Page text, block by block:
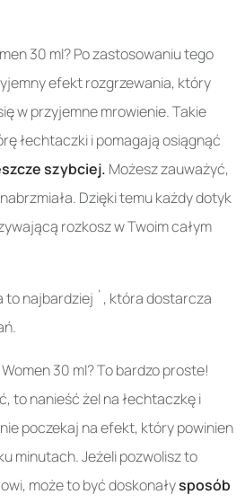
30 ml? Po zastosowaniu tego
efekt rozgrzewania, który
w przyjemne mrowienie. Takie
łechtaczki i pomagają osiągnąć
szybciej. Możesz zauważyć,
Dzięki temu każdy dotyk
rozkosz w Twoim całym
to najbardziej `, która dostarcza
30 ml? To bardzo proste!
to nanieść żel na łechtaczkę i
poczekaj na efekt, który powinien
minutach. Jeżeli pozwolisz to
może to być doskonałysposób